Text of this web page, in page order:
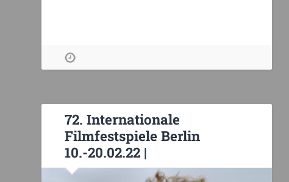
72. Internationale
Filmfestspiele Berlin
10.-20.02.22 |